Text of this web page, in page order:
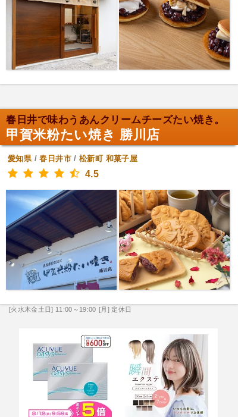
春日井で味わうあんクリームチーズたい焼き。
甲賀米粉たい焼き 勝川店
愛知県/春日井市/松新町 和菓子屋
4.5
[火水木金土日] 11:00～19:00 [月] 定休日